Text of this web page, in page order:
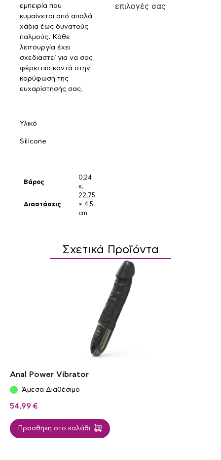
επιλογές σας
εμπειρία που
κυμαίνεται από απαλά
χάδια έως δυνατούς
παλμούς. Κάθε
λειτουργία έχει
σχεδιαστεί για να σας
φέρει πιο κοντά στην
κορύφωση της
ευχαρίστησής σας.
Υλικό
Silicone
Βάρος
0,24
κ.
Διαστάσεις
22,75
× 4,5
cm
Σχετικά Προϊόντα
Anal Power Vibrator
Άμεσα Διαθέσιμο
54,99 €
Προσθήκη στο καλάθι